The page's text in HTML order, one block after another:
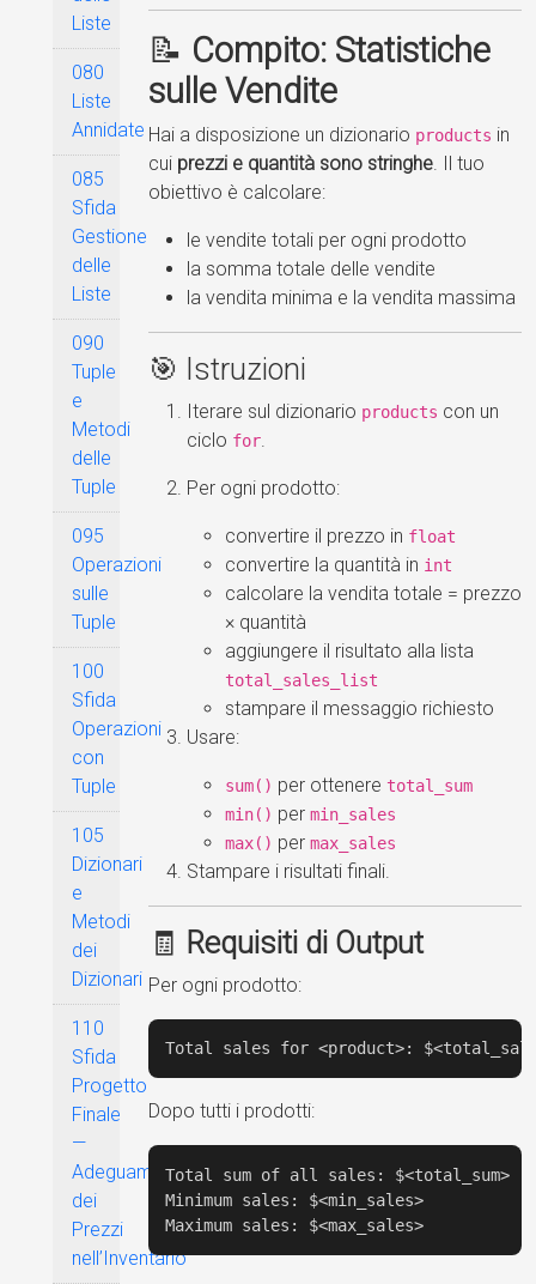
Liste
080
Liste
Annidate
085
Sfida
Gestione
delle
Liste
090
Tuple
e
Metodi
delle
Tuple
095
Operazioni
sulle
Tuple
100
Sfida
Operazioni
con
Tuple
105
Dizionari
e
Metodi
dei
Dizionari
110
Sfida
Progetto
Finale
—
Adeguamento
dei
Prezzi
nell’Inventario
📝 Compito: Statistiche
sulle Vendite
Hai a disposizione un dizionario products in
cui prezzi e quantità sono stringhe . Il tuo
obiettivo è calcolare:
le vendite totali per ogni prodotto
la somma totale delle vendite
la vendita minima e la vendita massima
🎯 Istruzioni
Iterare sul dizionario products con un
ciclo for
Per ogni prodotto:
convertire il prezzo in float
convertire la quantità in int
calcolare la vendita totale = prezzo
× quantità
aggiungere il risultato alla lista
total_sales_list
stampare il messaggio richiesto
Usare:
sum() per ottenere total_sum
min() per min_sales
max() per max_sales
Stampare i risultati finali.
🧾 Requisiti di Output
Per ogni prodotto:
Total sales for <product>:
Dopo tutti i prodotti:
Total sum of all sales: $<total_sum>
Minimum sales: $<min_sales>
Maximum sales: $<max_sales>